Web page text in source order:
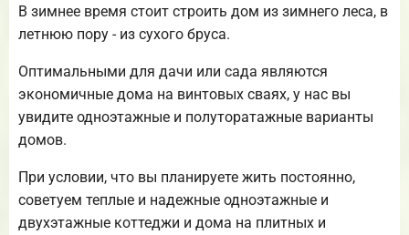
В зимнее время стоит строить дом из зимнего леса, в
летнюю пору - из сухого бруса.
Оптимальными для дачи или сада являются
экономичные дома на винтовых сваях, у нас вы
увидите одноэтажные и полуторатажные варианты
домов.
При условии, что вы планируете жить постоянно,
советуем теплые и надежные одноэтажные и
двухэтажные коттеджи и дома на плитных и